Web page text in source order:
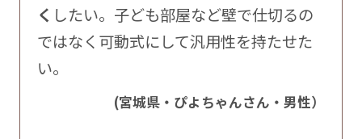
く したい。子ども部屋など壁で仕切るの
ではなく可動式にして汎用性を持たせた
い。
(宮城県・ぴよちゃんさん・男性）